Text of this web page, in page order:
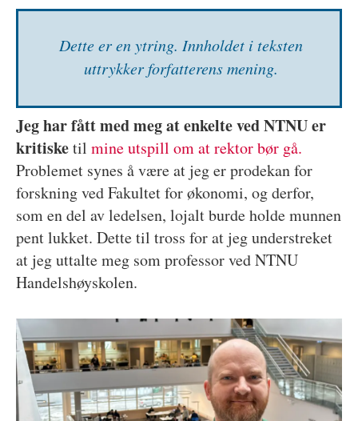
Dette er en ytring. Inn­holdet i teksten
uttrykker forfatterens mening.
Jeg har fått med meg at enkelte ved NTNU er
kritisketil mine utspill om at rektor bør gå.
Problemet synes å være at jeg er prodekan for
forskning ved Fakultet for økonomi, og derfor,
som en del av ledelsen, lojalt burde holde munnen
pent lukket. Dette til tross for at jeg understreket
at jeg uttalte meg som professor ved NTNU
Handelshøyskolen.